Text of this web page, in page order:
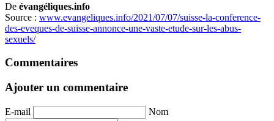
De évangéliques.info
Source : www.evangeliques.info/2021/07/07/suisse-la-conference-
des-eveques-de-suisse-annonce-une-vaste-etude-sur-les-abus-
sexuels/
Commentaires
Ajouter un commentaire
E-mail Nom